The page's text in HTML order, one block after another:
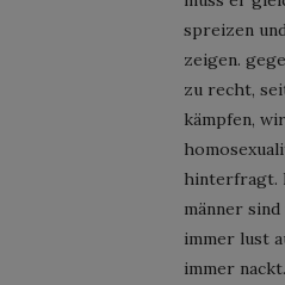
spreizen
zeigen.
zu recht,
kämpfen,
hinterfragt.
männer
immer lust
immer